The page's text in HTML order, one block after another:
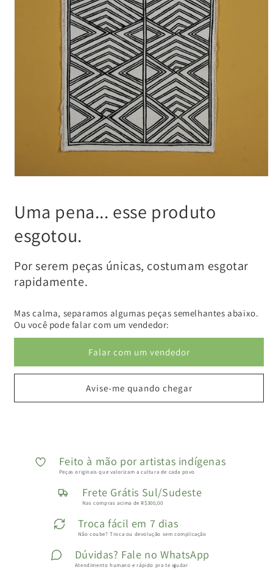
Uma pena... esse produto
esgotou.
Por serem peças únicas, costumam esgotar
rapidamente.
Mas calma, separamos algumas peças semelhantes abaixo.
Ou você pode falar com um vendedor:
Falar com um vendedor
Avise-me quando chegar
Feito à mão por artistas indígenas
Peças originais que valorizam a cultura de cada povo
Frete Grátis Sul/Sudeste
Nas compras acima de R$300,00
Troca fácil em 7 dias
Não coube? Troca ou devolução sem complicação
Dúvidas? Fale no WhatsApp
Atendimento humano e rápido pra te ajudar